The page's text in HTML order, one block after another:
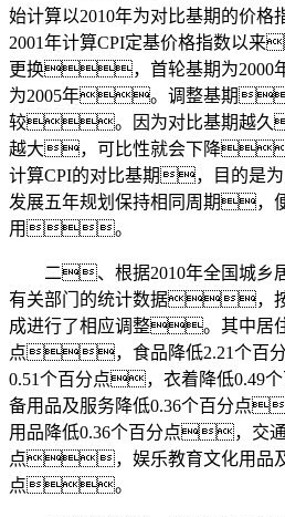
始计算以2010年为对比基期的价
2001年计算CPI定基价格指数以
更换，首轮基期为
为2005年。调整基期
较。因为对比基期越久
越大，可比性就会下降
计算CPI的对比基期，目的是
发展五年规划保持相同周期，
用。
二、根据2010年全国城乡
有关部门的统计数据，按
成进行了相应调整。其中居
点，食品降低2.21个百
0.51个百分点，衣着降低
备用品及服务降低0.36个百分点
用品降低0.36个百分点，交通
点，娱乐教育文化用品及
点。